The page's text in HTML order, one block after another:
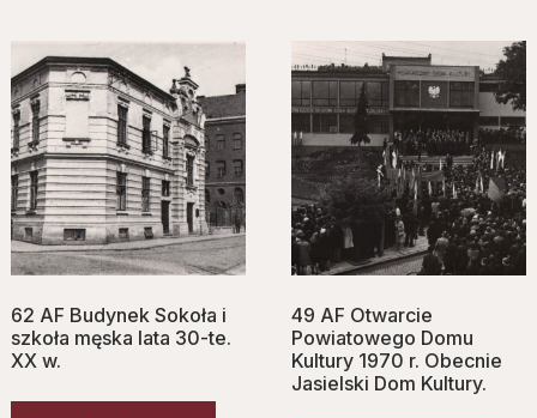
62 AF Budynek Sokoła i
szkoła męska lata 30-te.
XX w.
49 AF Otwarcie
Powiatowego Domu
Kultury 1970 r. Obecnie
Jasielski Dom Kultury.